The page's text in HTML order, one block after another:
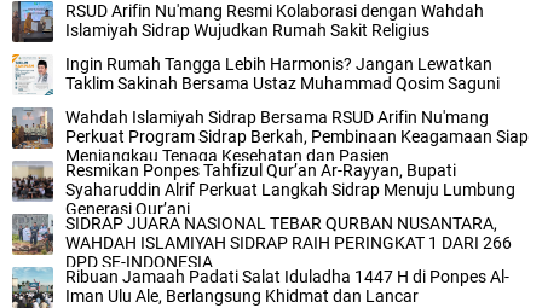
RSUD Arifin Nu'mang Resmi Kolaborasi dengan Wahdah
Islamiyah Sidrap Wujudkan Rumah Sakit Religius
Ingin Rumah Tangga Lebih Harmonis? Jangan Lewatkan
Taklim Sakinah Bersama Ustaz Muhammad Qosim Saguni
Wahdah Islamiyah Sidrap Bersama RSUD Arifin Nu'mang
Perkuat Program Sidrap Berkah, Pembinaan Keagamaan Siap
Menjangkau Tenaga Kesehatan dan Pasien
Resmikan Ponpes Tahfizul Qur’an Ar-Rayyan, Bupati
Syaharuddin Alrif Perkuat Langkah Sidrap Menuju Lumbung
Generasi Qur’ani
SIDRAP JUARA NASIONAL TEBAR QURBAN NUSANTARA,
WAHDAH ISLAMIYAH SIDRAP RAIH PERINGKAT 1 DARI 266
DPD SE-INDONESIA
Ribuan Jamaah Padati Salat Iduladha 1447 H di Ponpes Al-
Iman Ulu Ale, Berlangsung Khidmat dan Lancar